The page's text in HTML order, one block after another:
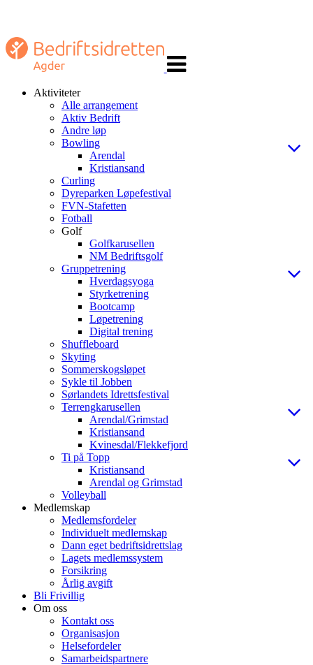
navigasjon
Aktiviteter
Alle arrangement
Aktiv Bedrift
Andre løp
Bowling
Arendal
Kristiansand
Curling
Dyreparken Løpefestival
FVN-Stafetten
Fotball
Golf
Golfkarusellen
NM Bedriftsgolf
Gruppetrening
Hverdagsyoga
Styrketrening
Bootcamp
Løpetrening
Digital trening
Shuffleboard
Skyting
Sommerskogsløpet
Sykle til Jobben
Sørlandets Idrettsfestival
Terrengkarusellen
Arendal/Grimstad
Kristiansand
Kvinesdal/Flekkefjord
Ti på Topp
Kristiansand
Arendal og Grimstad
Volleyball
Medlemskap
Medlemsfordeler
Individuelt medlemskap
Dann eget bedriftsidrettslag
Lagets medlemssystem
Forsikring
Årlig avgift
Bli Frivillig
Om oss
Kontakt oss
Organisasjon
Helsefordeler
Samarbeidspartnere